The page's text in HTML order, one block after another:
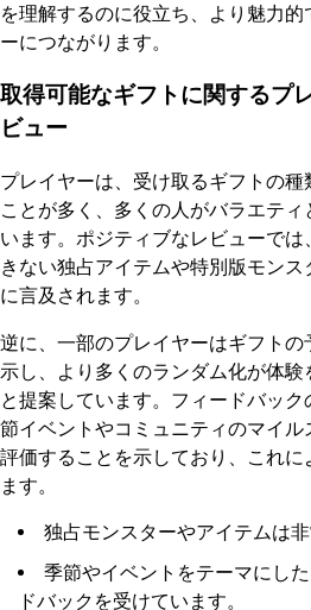
を理解するのに役立ち、より魅力
ーにつながります。
取得可能なギフトに関するプ
ビュー
プレイヤーは、受け取るギフトの
ことが多く、多くの人がバラエテ
います。ポジティブなレビューで
きない独占アイテムや特別版モン
に言及されます。
逆に、一部のプレイヤーはギフト
示し、より多くのランダム化が体
と提案しています。フィードバッ
節イベントやコミュニティのマイ
評価することを示しており、これ
ます。
独占モンスターやアイテムは
季節やイベントをテーマにし
ドバックを受けています。